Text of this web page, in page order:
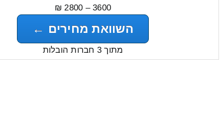
3600 – 2800 ₪
השוואת מחירים ←
מתוך 3 חברות הובלות